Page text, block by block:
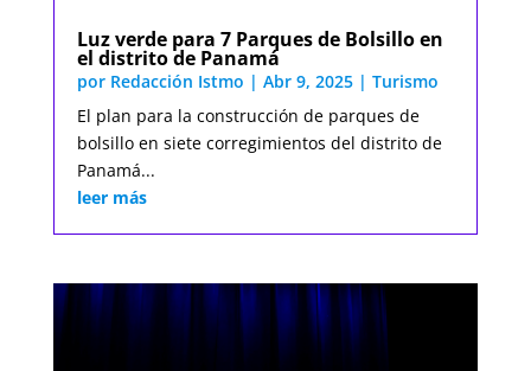
Luz verde para 7 Parques de Bolsillo en
el distrito de Panamá
por Redacción Istmo | Abr 9, 2025| Turismo
El plan para la construcción de parques de
bolsillo en siete corregimientos del distrito de
Panamá...
leer más